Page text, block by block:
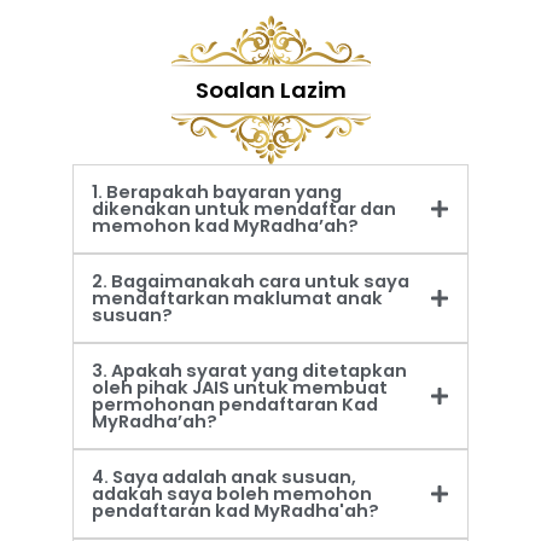
Soalan Lazim
1. Berapakah bayaran yang
dikenakan untuk mendaftar dan
memohon kad MyRadha’ah?
2. Bagaimanakah cara untuk saya
mendaftarkan maklumat anak
susuan?
3. Apakah syarat yang ditetapkan
oleh pihak JAIS untuk membuat
permohonan pendaftaran Kad
MyRadha’ah?
4. Saya adalah anak susuan,
adakah saya boleh memohon
pendaftaran kad MyRadha'ah?